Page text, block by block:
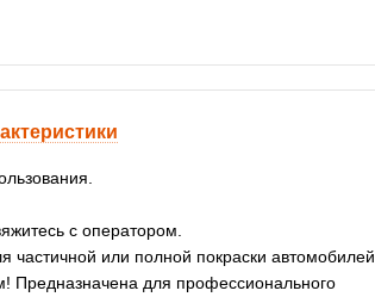
с оператором.
или полной покраски автомобилей,
Предназначена для профессионального